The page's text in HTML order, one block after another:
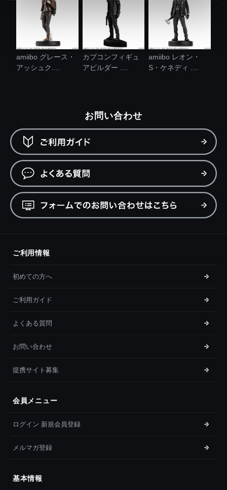
amiibo グレース・
アッシュク....
カプコンフィギュ
アビルダー ....
amiibo レオン・
S・ケネディ ....
お問い合わせ
ご利用情報
初めての方へ
ご利用ガイド
よくある質問
お問い合わせ
提携サイト募集
会員メニュー
ログイン 新規会員登録
メルマガ登録
基本情報